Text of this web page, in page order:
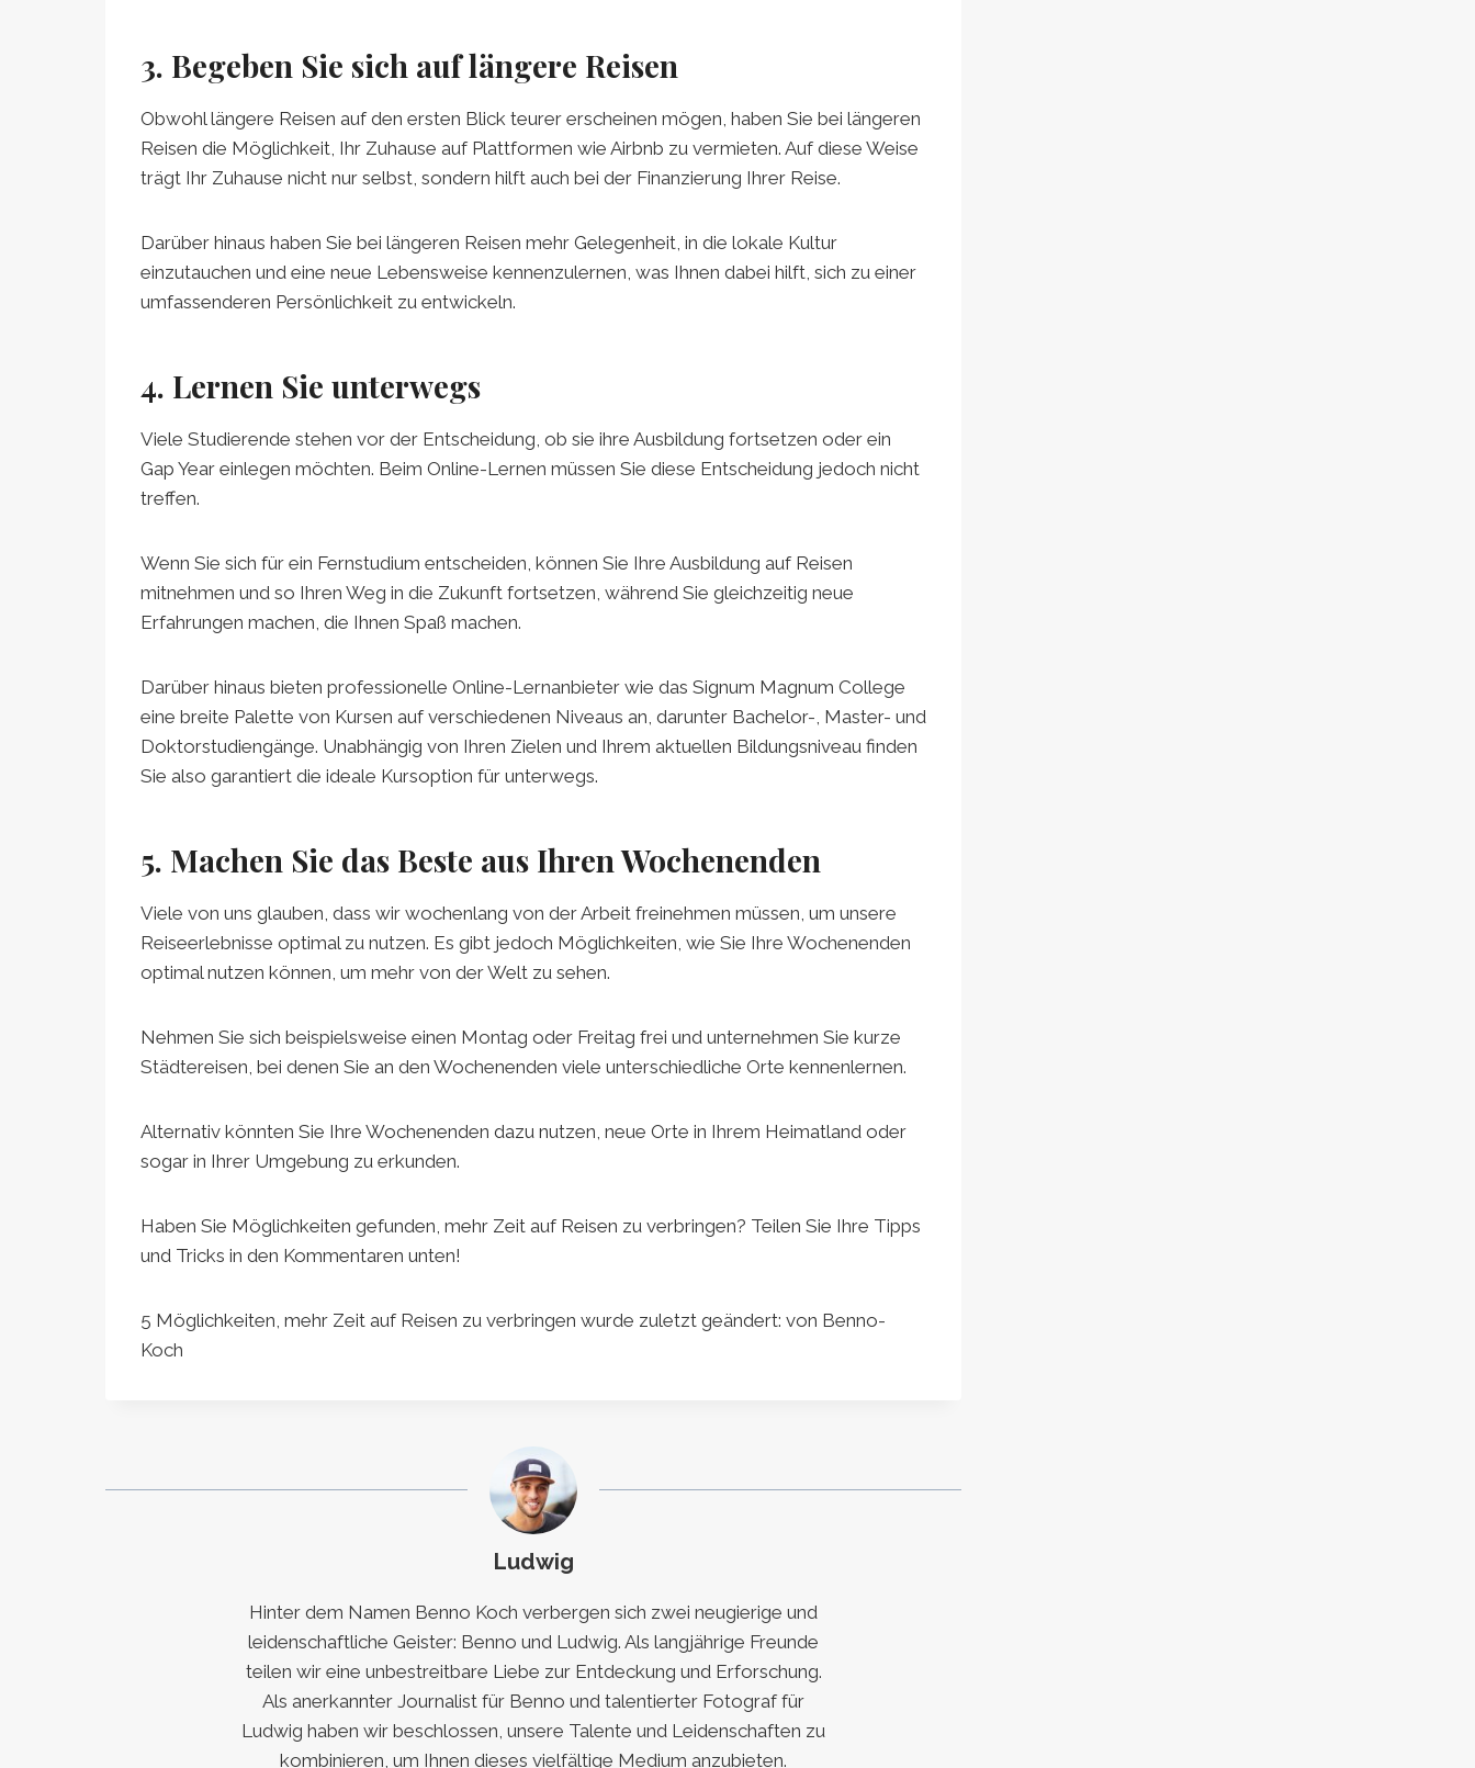
3. Begeben Sie sich auf längere Reisen
Obwohl längere Reisen auf den ersten Blick teurer erscheinen mögen, haben Sie bei längeren
Reisen die Möglichkeit, Ihr Zuhause auf Plattformen wie Airbnb zu vermieten. Auf diese Weise
trägt Ihr Zuhause nicht nur selbst, sondern hilft auch bei der Finanzierung Ihrer Reise.
Darüber hinaus haben Sie bei längeren Reisen mehr Gelegenheit, in die lokale Kultur
einzutauchen und eine neue Lebensweise kennenzulernen, was Ihnen dabei hilft, sich zu einer
umfassenderen Persönlichkeit zu entwickeln.
4. Lernen Sie unterwegs
Viele Studierende stehen vor der Entscheidung, ob sie ihre Ausbildung fortsetzen oder ein
Gap Year einlegen möchten. Beim Online-Lernen müssen Sie diese Entscheidung jedoch nicht
treffen.
Wenn Sie sich für ein Fernstudium entscheiden, können Sie Ihre Ausbildung auf Reisen
mitnehmen und so Ihren Weg in die Zukunft fortsetzen, während Sie gleichzeitig neue
Erfahrungen machen, die Ihnen Spaß machen.
Darüber hinaus bieten professionelle Online-Lernanbieter wie das Signum Magnum College
eine breite Palette von Kursen auf verschiedenen Niveaus an, darunter Bachelor-, Master- und
Doktorstudiengänge. Unabhängig von Ihren Zielen und Ihrem aktuellen Bildungsniveau finden
Sie also garantiert die ideale Kursoption für unterwegs.
5. Machen Sie das Beste aus Ihren Wochenenden
Viele von uns glauben, dass wir wochenlang von der Arbeit freinehmen müssen, um unsere
Reiseerlebnisse optimal zu nutzen. Es gibt jedoch Möglichkeiten, wie Sie Ihre Wochenenden
optimal nutzen können, um mehr von der Welt zu sehen.
Nehmen Sie sich beispielsweise einen Montag oder Freitag frei und unternehmen Sie kurze
Städtereisen, bei denen Sie an den Wochenenden viele unterschiedliche Orte kennenlernen.
Alternativ könnten Sie Ihre Wochenenden dazu nutzen, neue Orte in Ihrem Heimatland oder
sogar in Ihrer Umgebung zu erkunden.
Haben Sie Möglichkeiten gefunden, mehr Zeit auf Reisen zu verbringen? Teilen Sie Ihre Tipps
und Tricks in den Kommentaren unten!
5 Möglichkeiten, mehr Zeit auf Reisen zu verbringen wurde zuletzt geändert: von Benno-
Koch
Ludwig
Hinter dem Namen Benno Koch verbergen sich zwei neugierige und
leidenschaftliche Geister: Benno und Ludwig. Als langjährige Freunde
teilen wir eine unbestreitbare Liebe zur Entdeckung und Erforschung.
Als anerkannter Journalist für Benno und talentierter Fotograf für
Ludwig haben wir beschlossen, unsere Talente und Leidenschaften zu
kombinieren, um Ihnen dieses vielfältige Medium anzubieten.